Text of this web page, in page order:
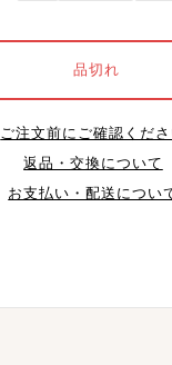
ご注文前にご確認くだ
返品・交換について
お支払い・配送につい